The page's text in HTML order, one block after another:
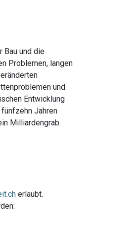
Bau und die
Problemen, langen
und
Entwicklung
Jahren
Milliardengrab.
erlaubt.